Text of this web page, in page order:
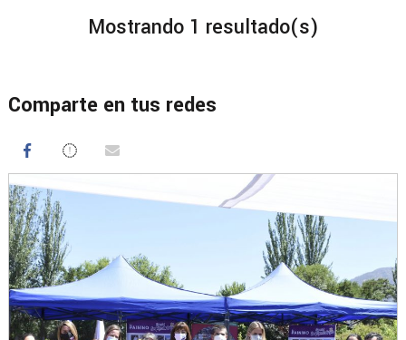
Mostrando 1 resultado(s)
Comparte en tus redes